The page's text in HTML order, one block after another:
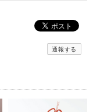
通報する